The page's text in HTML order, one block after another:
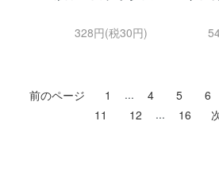
328円(税30円)
前のページ 1 ... 4 5 6
11
12 ... 16